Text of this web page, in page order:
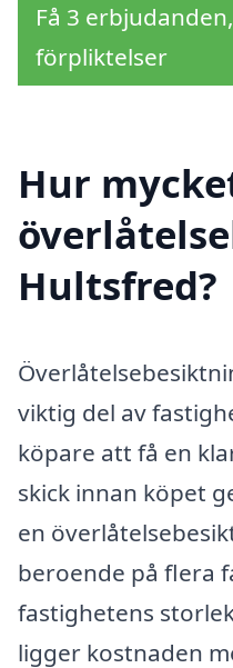
Få 3
förpliktelser
Hur
Hultsfred?
viktig del av
köpare att få en
skick innan köpet
en
beroende på flera
fastighetens
ligger kostnaden